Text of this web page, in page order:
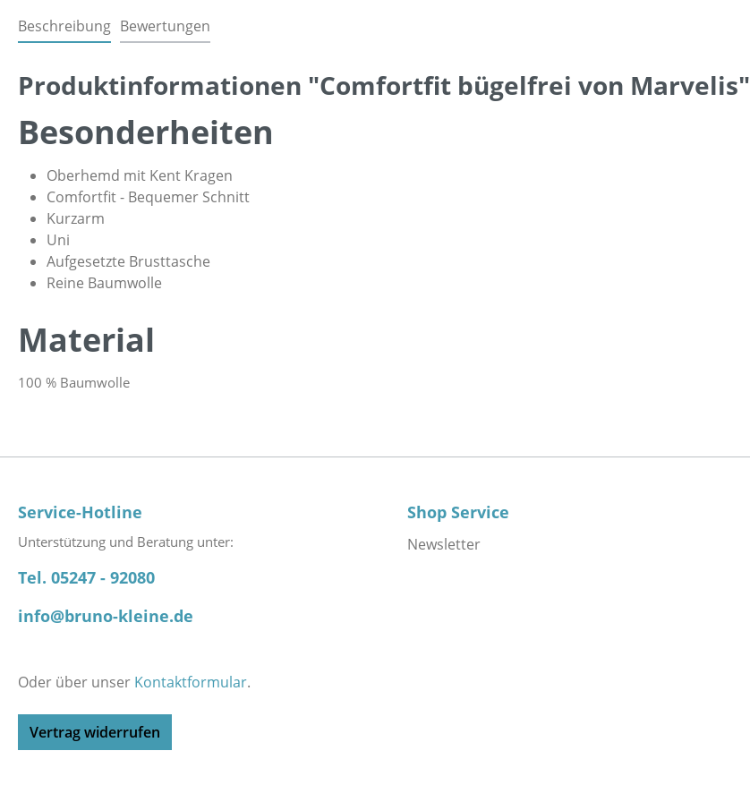
Beschreibung Bewertungen
Produktinformationen "Comfortfit bügelfrei von Marvelis"
Besonderheiten
Oberhemd mit Kent Kragen
Comfortfit - Bequemer Schnitt
Kurzarm
Uni
Aufgesetzte Brusttasche
Reine Baumwolle
Material
100 % Baumwolle
Service-Hotline
Unterstützung und Beratung unter:
Tel. 05247 - 92080
info@bruno-kleine.de
Oder über unser Kontaktformular.
Vertrag widerrufen
Shop Service
Newsletter